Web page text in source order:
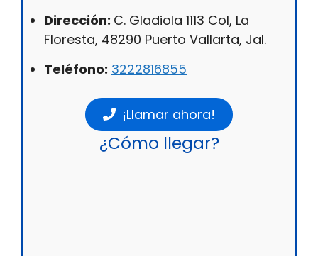
Dirección: C. Gladiola 1113 Col, La
Floresta, 48290 Puerto Vallarta, Jal.
Teléfono: 3222816855
¡Llamar ahora!
¿Cómo llegar?